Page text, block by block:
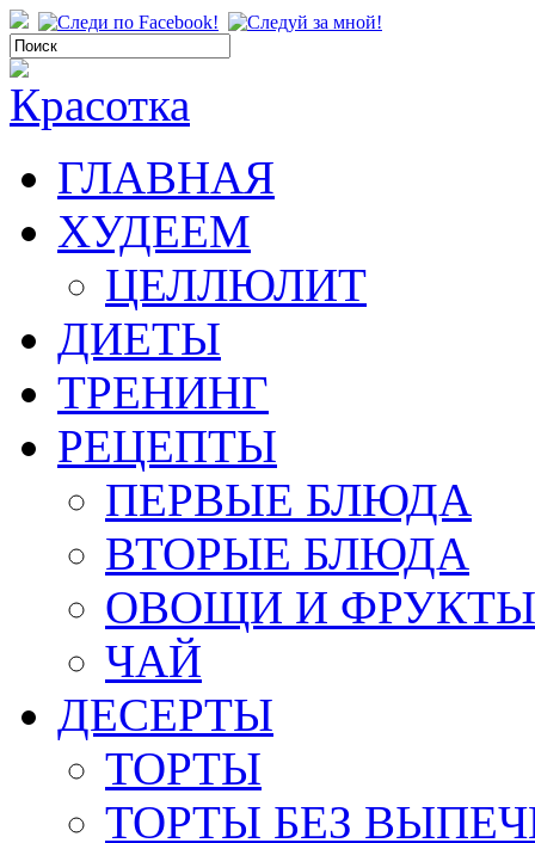
ГЛАВНАЯ
ХУДЕЕМ
ЦЕЛЛЮЛИТ
ДИЕТЫ
ТРЕНИНГ
РЕЦЕПТЫ
ПЕРВЫЕ БЛЮДА
ВТОРЫЕ БЛЮДА
ОВОЩИ И ФРУКТЫ
ЧАЙ
ДЕСЕРТЫ
ТОРТЫ
ТОРТЫ БЕЗ